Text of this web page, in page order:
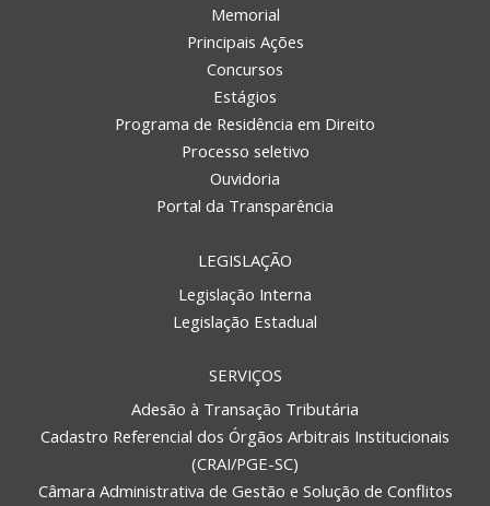
Memorial
Principais Ações
Concursos
Estágios
Programa de Residência em Direito
Processo seletivo
Ouvidoria
Portal da Transparência
LEGISLAÇÃO
Legislação Interna
Legislação Estadual
SERVIÇOS
Adesão à Transação Tributária
Cadastro Referencial dos Órgãos Arbitrais Institucionais
(CRAI/PGE-SC)
Câmara Administrativa de Gestão e Solução de Conflitos